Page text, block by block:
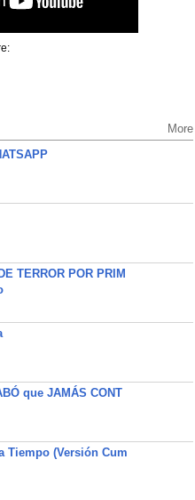
More
TERROR POR PRIM
que JAMÁS CONT
Tiempo (Versión Cum